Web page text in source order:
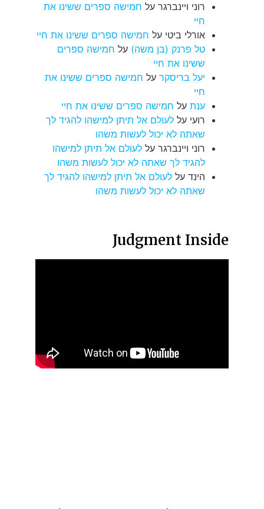
רוני ויינברגר על חמישה ספרים ששינו את
חיי
אורלי ביטי על חמישה ספרים ששינו את חיי
טל פרנק (בן משה) על חמישה ספרים
ששינו את חיי
יעל בריסקר על חמישה ספרים ששינו את
חיי
ענת על חמישה ספרים ששינו את חיי
רועי על לעולם אל תיתן למישהו להגיד לך
שאתה לא יכול לעשות משהו
רוני ויינברגר על לעולם אל תיתן למישהו
להגיד לך שאתה לא יכול לעשות משהו
הינד על לעולם אל תיתן למישהו להגיד לך
שאתה לא יכול לעשות משהו
Judgment Inside